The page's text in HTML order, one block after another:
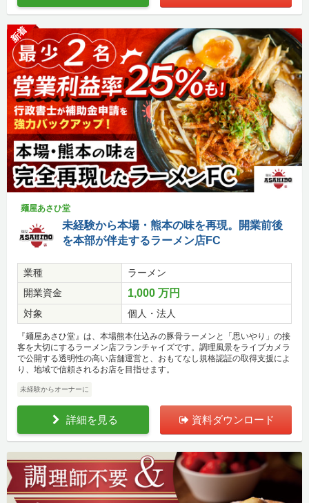
新着
麺屋あさひ堂
未経験から本場・熊本の味を再現。開業前後
を本部が伴走するラーメン店FC
業種
ラーメン
開業資金
1,000 万円
対象 個人・法人
『麺屋あさひ堂』は、本場熊本仕込みの豚骨ラーメンと「思いやり」の接
客を大切にするラーメン店フランチャイズです。調理風景をライブカメラ
で公開する透明性の高い店舗運営と、おもてなし規格認証の取得支援によ
り、地域で信頼されるお店を目指せます。
未経験からオーナーに
詳細を見る 資料ダウンロード